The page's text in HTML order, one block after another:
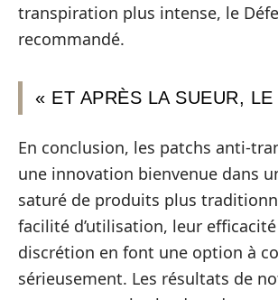
transpiration plus intense, le
recommandé.
« ET APRÈS LA SUEUR,
En conclusion, les patchs anti-
une innovation bienvenue dans
saturé de produits plus
facilité d’utilisation, leur
discrétion en font une option à
sérieusement. Les résultats de